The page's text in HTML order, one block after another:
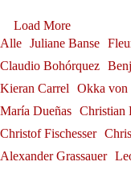
Salzburg
Festival
Santander
Franz-Josef Selig
Federal
Ribbon
Gerold Huber
Alexander
Bayreuth
Alexander Grassauer
Georg
Bayreuth
Georg Zeppenfeld
Julia
Julia Fischer
Load More
Alle Juliane Banse
Claudio Bohórquez
Kieran Carrel
Okka von
María Dueñas Christian
Christof Fischesser
Alexander Grassauer